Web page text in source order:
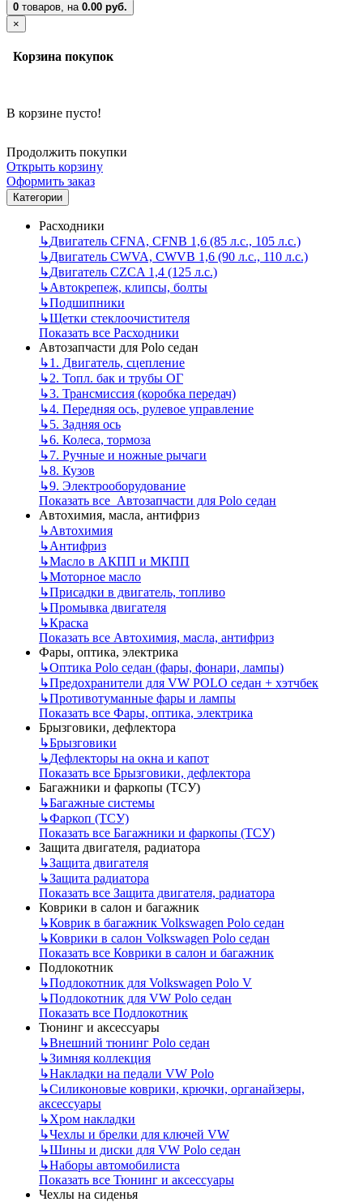
0 товаров, на 0.00 руб.
×
Корзина покупок
В корзине пусто!
Продолжить покупки
Открыть корзину
Оформить заказ
Категории
Расходники
↳Двигатель CFNA, CFNB 1,6 (85 л.с., 105 л.с.)
↳Двигатель CWVA, CWVB 1,6 (90 л.с., 110 л.с.)
↳Двигатель CZCA 1,4 (125 л.с.)
↳Автокрепеж, клипсы, болты
↳Подшипники
↳Щетки стеклоочистителя
Показать все Расходники
Автозапчасти для Polo седан
↳1. Двигатель, сцепление
↳2. Топл. бак и трубы ОГ
↳3. Трансмиссия (коробка передач)
↳4. Передняя ось, рулевое управление
↳5. Задняя ось
↳6. Колеса, тормоза
↳7. Ручные и ножные рычаги
↳8. Кузов
↳9. Электрооборудование
Показать все Автозапчасти для Polo седан
Автохимия, масла, антифриз
↳Автохимия
↳Антифриз
↳Масло в АКПП и МКПП
↳Моторное масло
↳Присадки в двигатель, топливо
↳Промывка двигателя
↳Краска
Показать все Автохимия, масла, антифриз
Фары, оптика, электрика
↳Оптика Polo седан (фары, фонари, лампы)
↳Предохранители для VW POLO седан + хэтчбек
↳Противотуманные фары и лампы
Показать все Фары, оптика, электрика
Брызговики, дефлектора
↳Брызговики
↳Дефлекторы на окна и капот
Показать все Брызговики, дефлектора
Багажники и фаркопы (ТСУ)
↳Багажные системы
↳Фаркоп (ТСУ)
Показать все Багажники и фаркопы (ТСУ)
Защита двигателя, радиатора
↳Защита двигателя
↳Защита радиатора
Показать все Защита двигателя, радиатора
Коврики в салон и багажник
↳Коврик в багажник Volkswagen Polo седан
↳Коврики в салон Volkswagen Polo седан
Показать все Коврики в салон и багажник
Подлокотник
↳Подлокотник для Volkswagen Polo V
↳Подлокотник для VW Polo седан
Показать все Подлокотник
Тюнинг и аксессуары
↳Внешний тюнинг Polo седан
↳Зимняя коллекция
↳Накладки на педали VW Polo
↳Силиконовые коврики, крючки, органайзеры,
аксессуары
↳Хром накладки
↳Чехлы и брелки для ключей VW
↳Шины и диски для VW Polo седан
↳Наборы автомобилиста
Показать все Тюнинг и аксессуары
Чехлы на сиденья